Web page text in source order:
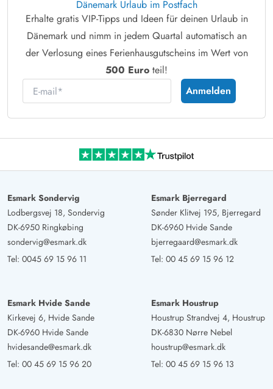
Dänemark Urlaub im Postfach
Erhalte gratis VIP-Tipps und Ideen für deinen Urlaub in
Dänemark und nimm in jedem Quartal automatisch an
der Verlosung eines Ferienhausgutscheins im Wert von
500 Euro teil!
E-mail
Anmelden
Esmark Sondervig
Lodbergsvej 18, Sondervig
DK-6950 Ringkøbing
sondervig@esmark.dk
Tel: 0045 69 15 96 11
Esmark Bjerregard
Sønder Klitvej 195, Bjerregard
DK-6960 Hvide Sande
bjerregaard@esmark.dk
Tel: 00 45 69 15 96 12
Esmark Hvide Sande
Kirkevej 6, Hvide Sande
DK-6960 Hvide Sande
hvidesande@esmark.dk
Tel: 00 45 69 15 96 20
Esmark Houstrup
Houstrup Strandvej 4, Houstrup
DK-6830 Nørre Nebel
houstrup@esmark.dk
Tel: 00 45 69 15 96 13